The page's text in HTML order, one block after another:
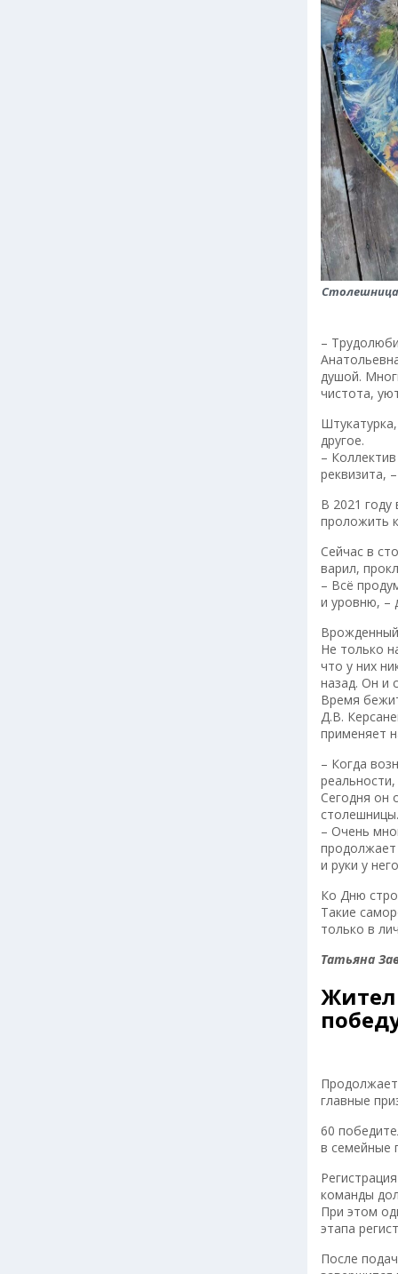
Столешница
–
душой.
чистота,
другое.
–
реквизита,
В 2021 году
проложить
Сейчас в
варил,
– Всё
и уровню, –
Не только
что у них
назад. Он и
Время
Д.В.
применяет
– Когда
Сегодня он
– Очень
продолжает
и руки у
Ко Дню
Такие
только в
Татьяна
главные
60
в семейные
команды
При этом
этапа
После